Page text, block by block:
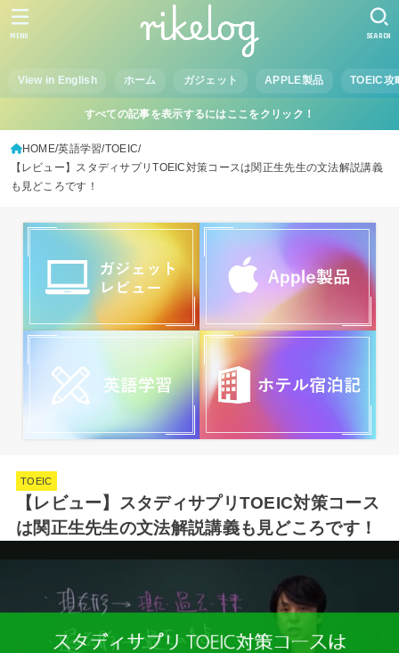
View in English ホーム ガジェット APPLE製品 TOEIC攻
SEARCH
MENU
すべての記事を表示するにはここをクリック！
HOME 英語学習
TOEIC
【レビュー】スタディサプリTOEIC対策コースは関正生先生の文法解説講義
も見どころです！
TOEIC
【レビュー】スタディサプリTOEIC対策コース
は関正生先生の文法解説講義も見どころです！